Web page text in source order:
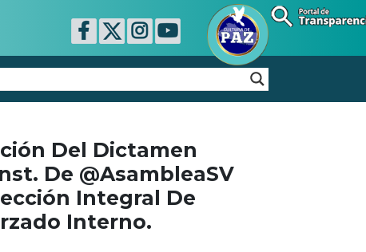
Del Dictamen
De @AsambleaSV
Integral De
Interno.